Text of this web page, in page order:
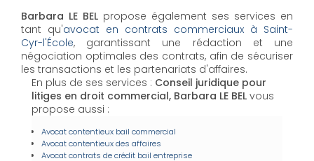
Barbara LE BEL propose également ses services en
tant qu'avocat en contrats commerciaux à Saint-
Cyr-l'École, garantissant une rédaction et une
négociation optimales des contrats, afin de sécuriser
les transactions et les partenariats d'affaires.
En plus de ses services : Conseil juridique pour
litiges en droit commercial, Barbara LE BEL vous
propose aussi :
Avocat contentieux bail commercial
Avocat contentieux des affaires
Avocat contrats de crédit bail entreprise